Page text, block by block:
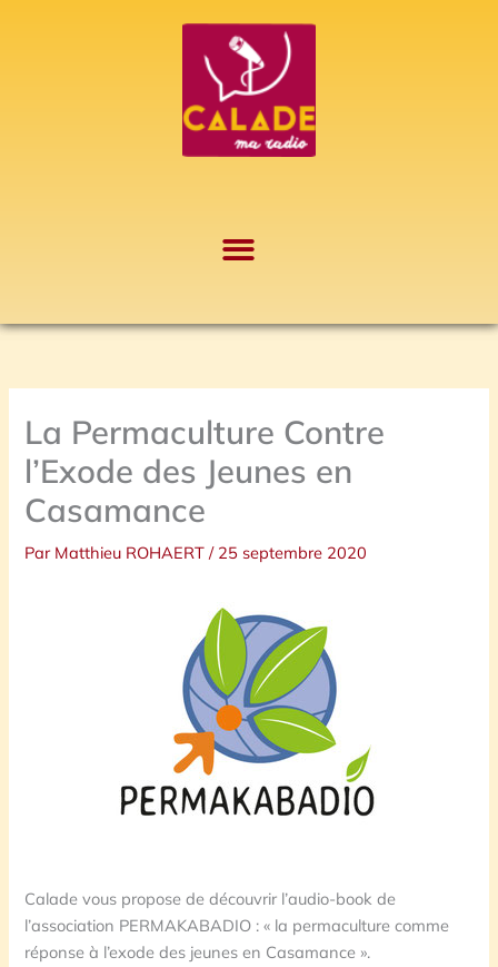
La Permaculture Contre
l’Exode des Jeunes en
Casamance
Par Matthieu ROHAERT/ 25 septembre 2020
Calade vous propose de découvrir l’audio-book de
l’association PERMAKABADIO : « la permaculture comme
réponse à l’exode des jeunes en Casamance ».